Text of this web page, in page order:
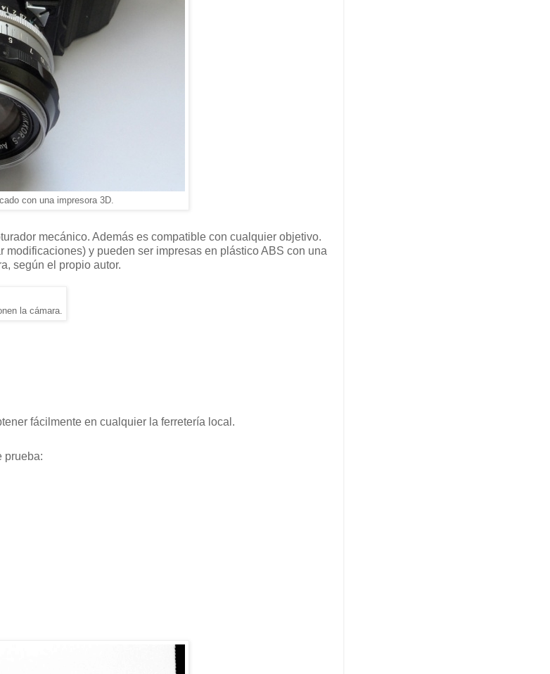
con una impresora 3D.
mecánico. Además es compatible con cualquier objetivo.
y pueden ser impresas en plástico ABS con una
según el propio autor.
la cámara.
fácilmente en cualquier la ferretería local.
prueba: